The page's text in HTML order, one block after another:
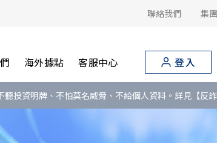
聯絡我們 集
海外據點 客服中心 登入
投資明牌、不怕莫名威脅、不給個人資料。詳見【反詐